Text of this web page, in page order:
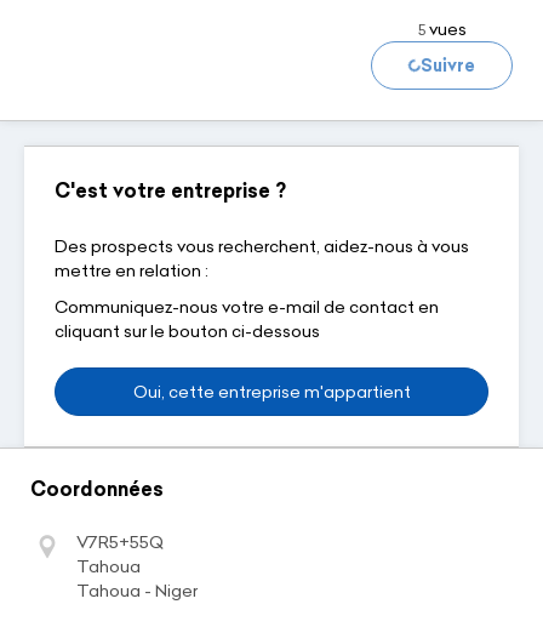
5vues
Chargement...Suivre
C'est votre entreprise ?
Des prospects vous recherchent, aidez-nous à vous
mettre en relation :
Communiquez-nous votre e-mail de contact en
cliquant sur le bouton ci-dessous
Oui, cette entreprise m'appartient
Coordonnées
V7R5+55Q
Tahoua
Tahoua - Niger